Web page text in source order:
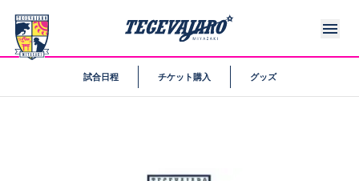
試合日程 チケット購入 グッズ